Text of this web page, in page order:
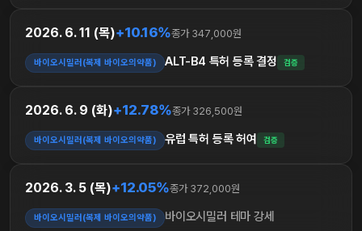
2026. 6. 11 (목)+10.16%종가 347,000원
바이오시밀러(복제 바이오의약품) ALT-B4 특허 등록 결정 검증
2026. 6. 9 (화)+12.78%종가 326,500원
바이오시밀러(복제 바이오의약품) 유럽 특허 등록 허여 검증
2026. 3. 5 (목)+12.05%종가 372,000원
바이오시밀러(복제 바이오의약품) 바이오시밀러 테마 강세